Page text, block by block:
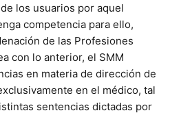
los usuarios por aquel
competencia para ello,
de las Profesiones
con lo anterior, el SMM
en materia de dirección de
en el médico, tal
sentencias dictadas por